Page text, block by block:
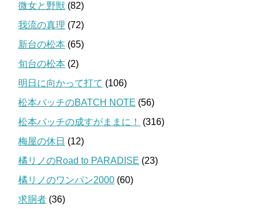
微女と野獣 (82)
我流の真理 (72)
新台の松本 (65)
旬台の松本 (2)
明日に向かって打て (106)
松本バッチのBATCH NOTE (56)
松本バッチの成すがままに！
(316)
梅屋の休日 (12)
橘リノのRoad to PARADISE (23)
橘リノのワンパン2000 (60)
求胴者 (36)